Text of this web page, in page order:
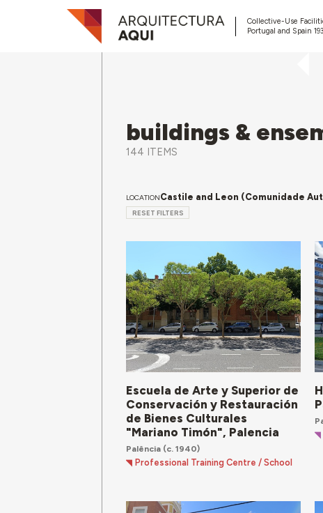
Collective-Use
Portugal and Spain
buildings &
144 ITEMS
LOCATIONCastile and Leon (Comunidade
RESET FILTERS
Escuela de Arte y Superior de
Conservación y Restauración
de Bienes Culturales
"Mariano Timón", Palencia
Palência (c. 1940)
Professional Training Centre / School